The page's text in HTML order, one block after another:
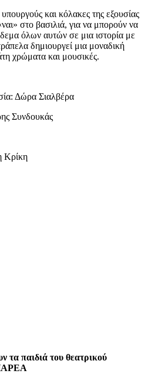
και κόλακες της εξουσίας
στο βασιλιά, για να μπορούν να
όλων αυτών σε μια ιστορία με
δημιουργεί μια μοναδική
χρώματα και μουσικές.
Δώρα Σιαλβέρα
Συνδουκάς
Κρίκη
τα παιδιά του θεατρικού